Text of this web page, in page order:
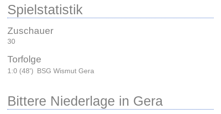
Spielstatistik
Zuschauer
30
Torfolge
1:0 (48') BSG Wismut Gera
Bittere Niederlage in Gera